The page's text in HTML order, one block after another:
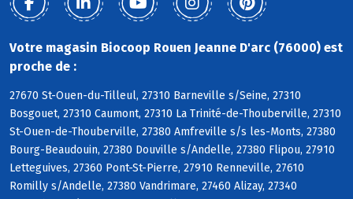
Votre magasin Biocoop Rouen Jeanne D'arc (76000) est
proche de :
27670 St-Ouen-du-Tilleul, 27310 Barneville s/Seine, 27310
Bosgouet, 27310 Caumont, 27310 La Trinité-de-Thouberville, 27310
St-Ouen-de-Thouberville, 27380 Amfreville s/s les-Monts, 27380
Bourg-Beaudouin, 27380 Douville s/Andelle, 27380 Flipou, 27910
Letteguives, 27360 Pont-St-Pierre, 27910 Renneville, 27610
Romilly s/Andelle, 27380 Vandrimare, 27460 Alizay, 27340